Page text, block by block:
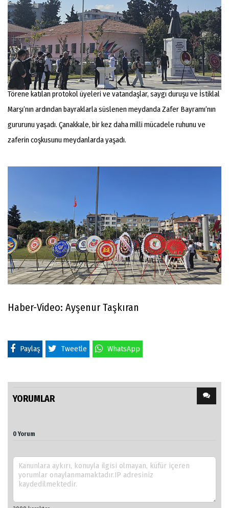
Törene katılan protokol üyeleri ve vatandaşlar, saygı duruşu ve İstiklal
Marşı’nın ardından bayraklarla süslenen meydanda Zafer Bayramı’nın
gururunu yaşadı. Çanakkale, bir kez daha milli mücadele ruhunu ve
zaferin coşkusunu meydanlarda yaşadı.
Haber-Video: Ayşenur Taşkıran
Paylaş Tweetle WhatsApp
YORUMLAR
0 Yorum